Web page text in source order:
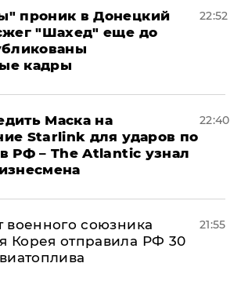
проник в Донецкий
"Шахед" еще до
кадры
22:52
Маска на
Starlink для ударов по
РФ – The Atlantic узнал
22:40
военного союзника
отправила РФ 30
21:55